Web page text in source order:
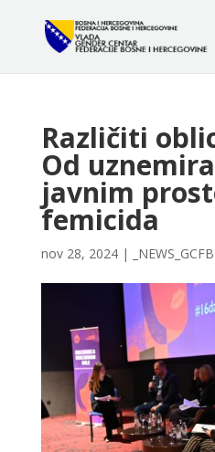
Različiti
Od
javnim
femicida
nov 28, 2024|